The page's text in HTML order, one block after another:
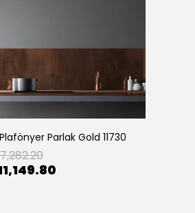
Parlak Gold 11730